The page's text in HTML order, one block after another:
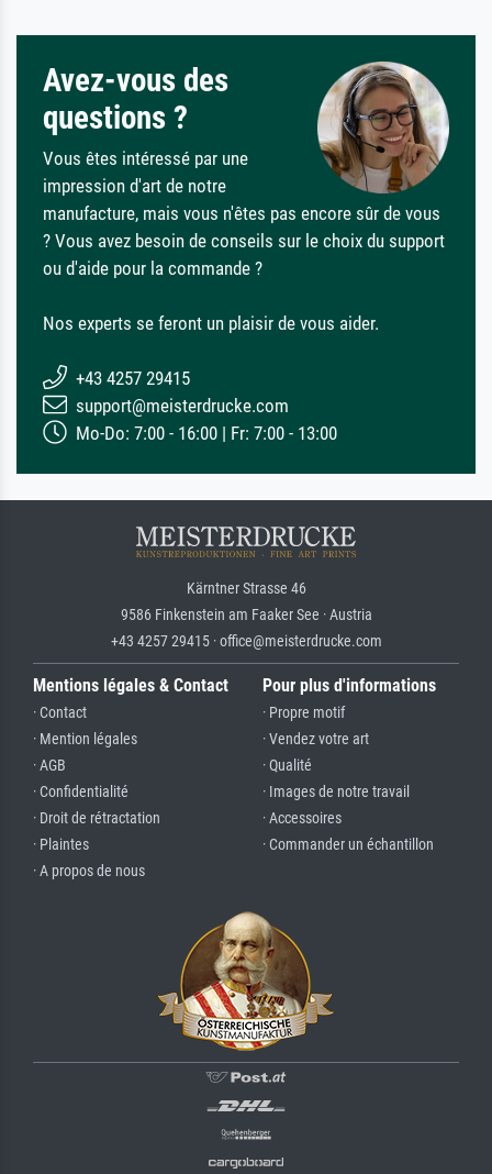
Avez-vous des
questions ?
Vous êtes intéressé par une
impression d'art de notre
manufacture, mais vous n'êtes pas encore sûr de vous
? Vous avez besoin de conseils sur le choix du support
ou d'aide pour la commande ?
Nos experts se feront un plaisir de vous aider.
+43 4257 29415
support@meisterdrucke.com
Mo-Do: 7:00 - 16:00 | Fr: 7:00 - 13:00
Kärntner Strasse 46
9586 Finkenstein am Faaker See · Austria
+43 4257 29415 · office@meisterdrucke.com
Mentions légales & Contact
· Contact
· Mention légales
· AGB
· Confidentialité
· Droit de rétractation
· Plaintes
· A propos de nous
Pour plus d'informations
· Propre motif
· Vendez votre art
· Qualité
· Images de notre travail
· Accessoires
· Commander un échantillon